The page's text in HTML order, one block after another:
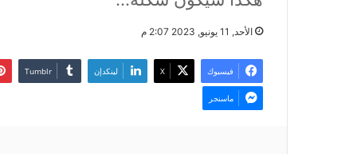
الأحد, 11 يونيو, 2023 2:07 م
فيسبوك ‫X لينكدإن
ماسنجر